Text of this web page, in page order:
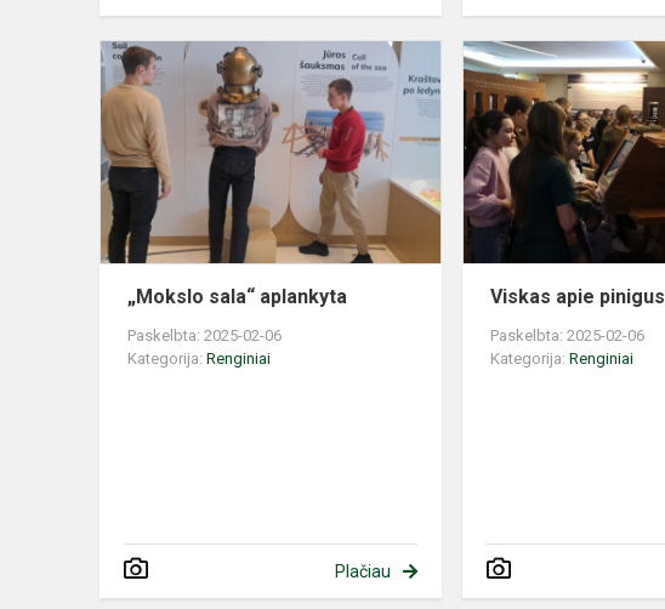
„Mokslo
sala“
aplankyta
„Mokslo sala“ aplankyta
Paskelbta: 2025-02-06
Kategorija: Renginiai
Plačiau
Viskas apie pinigus
Paskelbta: 2025-02-06
Kategorija:Renginiai